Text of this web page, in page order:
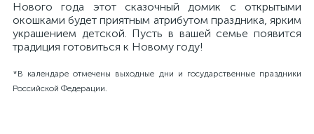
Нового года этот сказочный домик с открытыми
окошками будет приятным атрибутом праздника, ярким
украшением детской. Пусть в вашей семье появится
традиция готовиться к Новому году!
*В календаре отмечены выходные дни и государственные праздники
Российской Федерации.